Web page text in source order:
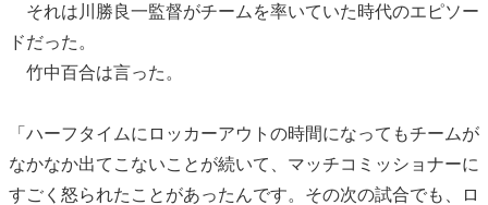
それは川勝良一監督がチームを率いていた時代のエピソー
ドだった。
竹中百合は言った。
「ハーフタイムにロッカーアウトの時間になってもチームが
なかなか出てこないことが続いて、マッチコミッショナーに
すごく怒られたことがあったんです。その次の試合でも、ロ